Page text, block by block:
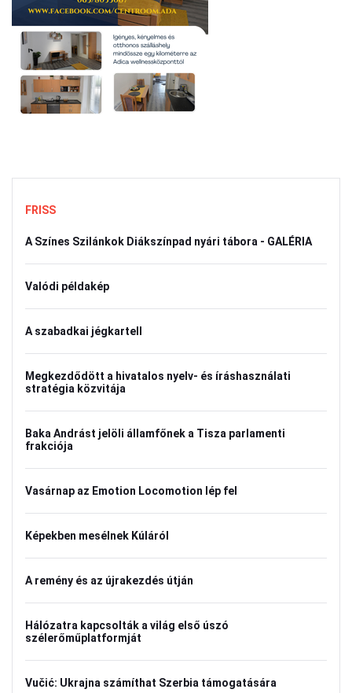
FRISS
A Színes Szilánkok Diákszínpad nyári tábora - GALÉRIA
Valódi példakép
A szabadkai jégkartell
Megkezdődött a hivatalos nyelv- és íráshasználati
stratégia közvitája
Baka Andrást jelöli államfőnek a Tisza parlamenti
frakciója
Vasárnap az Emotion Locomotion lép fel
Képekben mesélnek Kúláról
A remény és az újrakezdés útján
Hálózatra kapcsolták a világ első úszó
szélerőműplatformját
Vučić: Ukrajna számíthat Szerbia támogatására